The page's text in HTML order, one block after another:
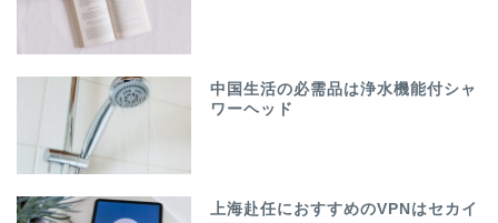
中国生活の必需品は浄水機能付シャ
ワーヘッド
上海赴任におすすめのVPNはセカイ